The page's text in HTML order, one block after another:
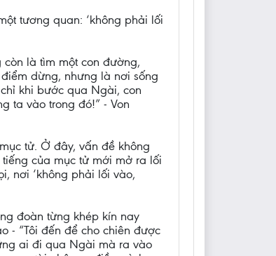
tương quan: ‘không phải lối
là tìm một con đường,
dừng, nhưng là nơi sống
khi bước qua Ngài, con
ta vào trong đó!” - Von
tử. Ở đây, vấn đề không
của mục tử mới mở ra lối
nơi ‘không phải lối vào,
đoàn từng khép kín nay
- “Tôi đến để cho chiên được
ai đi qua Ngài mà ra vào